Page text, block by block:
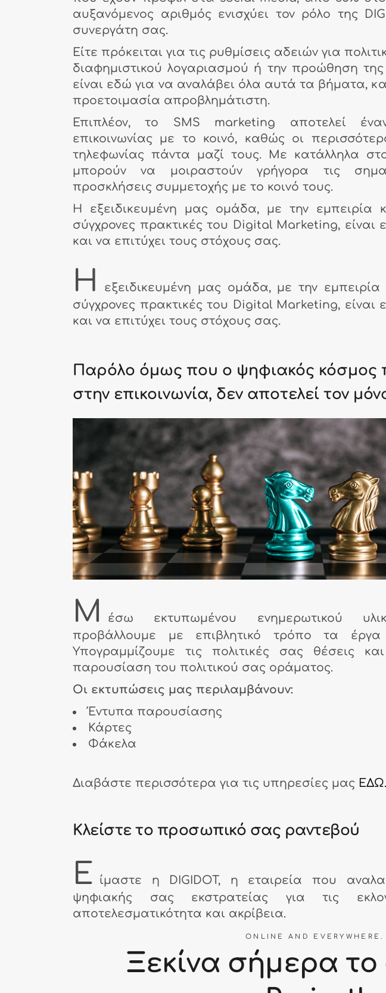
αυξανόμενος αριθμός ενισχύει τον ρόλο της
συνεργάτη σας.
Είτε πρόκειται για τις ρυθμίσεις αδειών για
διαφημιστικού λογαριασμού ή την προώθηση
είναι εδώ για να αναλάβει όλα αυτά τα βήματα,
προετοιμασία απροβλημάτιστη.
Επιπλέον, το SMS marketing αποτελεί
επικοινωνίας με το κοινό, καθώς οι
τηλεφωνίας πάντα μαζί τους. Με κατάλληλα
μπορούν να μοιραστούν γρήγορα τις
προσκλήσεις συμμετοχής με το κοινό τους.
Η εξειδικευμένη μας ομάδα, με την εμπειρία
σύγχρονες πρακτικές του Digital Marketing, είναι
και να επιτύχει τους στόχους σας.
Η
εξειδικευμένη μας ομάδα, με την
σύγχρονες πρακτικές του Digital Marketing, είναι
και να επιτύχει τους στόχους σας.
Παρόλο όμως που ο ψηφιακός κόσμος
στην επικοινωνία, δεν αποτελεί τον
Μ
έσω εκτυπωμένου ενημερωτικού
προβάλλουμε με επιβλητικό τρόπο τα
Υπογραμμίζουμε τις πολιτικές σας θέσεις
παρουσίαση του πολιτικού σας οράματος.
Οι εκτυπώσεις μας περιλαμβάνουν:
Έντυπα παρουσίασης
Κάρτες
Φάκελα
Διαβάστε περισσότερα για τις υπηρεσίες μας ΕΔΩ.
Κλείστε το προσωπικό σας ραντεβού
Ε
ίμαστε η DIGIDOT, η εταιρεία που
ψηφιακής σας εκστρατείας για τις
αποτελεσματικότητα και ακρίβεια.
ONLINE AND EVERYWHERE.
Ξεκίνα σήμερα το